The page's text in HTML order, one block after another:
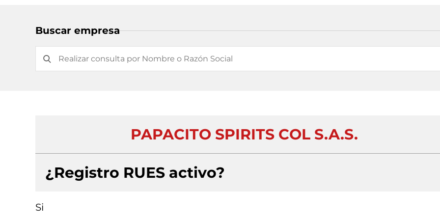
Buscar empresa
PAPACITO SPIRITS COL S.A.S.
¿Registro RUES activo?
Si